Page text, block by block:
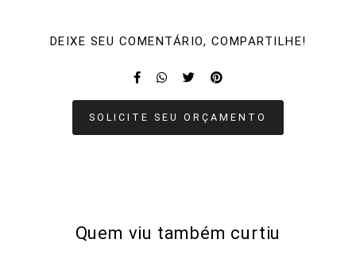
DEIXE SEU COMENTÁRIO, COMPARTILHE!
SOLICITE SEU ORÇAMENTO
Quem viu também curtiu